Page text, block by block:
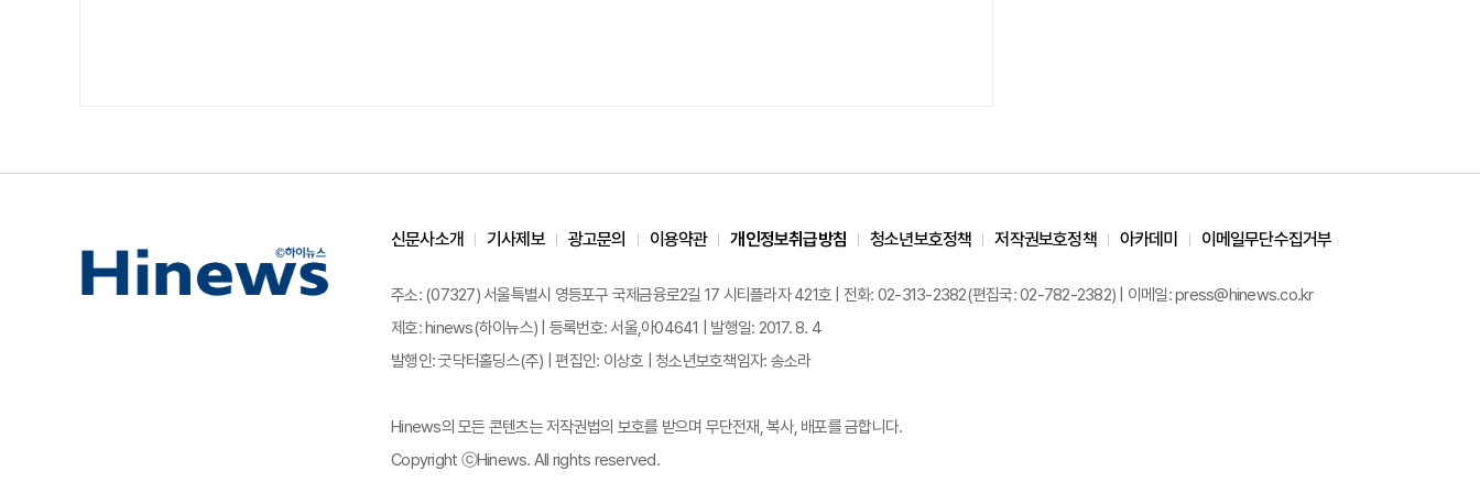
신문사소개 기사제보 광고문의 이용약관 개인정보취급방침 청소년보호정책 저작권보호정책 아카데미 이메일무단수집거부
주소: (07327) 서울특별시 영등포구 국제금융로2길 17 시티플라자 421호 | 전화: 02-313-2382(편집국: 02-782-2382) | 이메일: press@hinews.co.kr
제호: hinews(하이뉴스) | 등록번호: 서울,아04641 | 발행일: 2017. 8. 4
발행인: 굿닥터홀딩스(주) | 편집인: 이상호 | 청소년보호책임자: 송소라
Hinews의 모든 콘텐츠는 저작권법의 보호를 받으며 무단전재, 복사, 배포를 금합니다.
Copyright ⓒHinews. All rights reserved.